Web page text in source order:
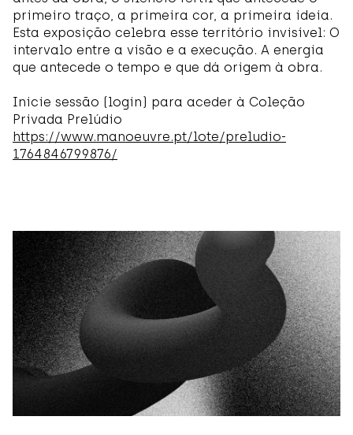
primeiro traço, a primeira cor, a primeira ideia.
Esta exposição celebra esse território invisível: O
intervalo entre a visão e a execução. A energia
que antecede o tempo e que dá origem à obra.
Inicie sessão (login) para aceder à Coleção
Privada Prelúdio
https://www.manoeuvre.pt/lote/preludio-
1764846799876/